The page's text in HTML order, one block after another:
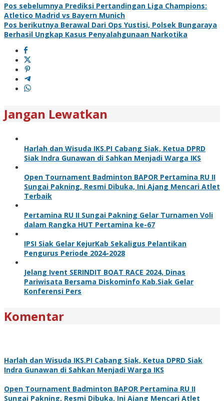
Pos sebelumnya Prediksi Pertandingan Liga Champions:
Atletico Madrid vs Bayern Munich
Pos berikutnya Berawal Dari Ops Yustisi, Polsek Bungaraya
Berhasil Ungkap Kasus Penyalahgunaan Narkotika
Jangan Lewatkan
Harlah dan Wisuda IKS.PI Cabang Siak, Ketua DPRD
Siak Indra Gunawan di Sahkan Menjadi Warga IKS
Open Tournament Badminton BAPOR Pertamina RU II
Sungai Pakning, Resmi Dibuka, Ini Ajang Mencari Atlet
Terbaik
Pertamina RU II Sungai Pakning Gelar Turnamen Voli
dalam Rangka HUT Pertamina ke-67
IPSI Siak Gelar KejurKab Sekaligus Pelantikan
Pengurus Periode 2024-2028
Jelang Ivent SERINDIT BOAT RACE 2024, Dinas
Pariwisata Bersama Diskominfo Kab.Siak Gelar
Konferensi Pers
Komentar
Harlah dan Wisuda IKS.PI Cabang Siak, Ketua DPRD Siak
Indra Gunawan di Sahkan Menjadi Warga IKS
Open Tournament Badminton BAPOR Pertamina RU II
Sungai Pakning, Resmi Dibuka, Ini Ajang Mencari Atlet